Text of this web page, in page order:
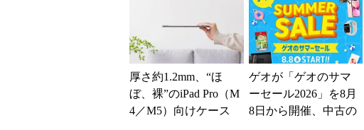
厚さ約1.2mm、“ほ
ぼ、裸”のiPad Pro（M
4／M5）向けケース
ゲオが「ゲオのサマ
ーセール2026」を8月
8日から開催、中古の